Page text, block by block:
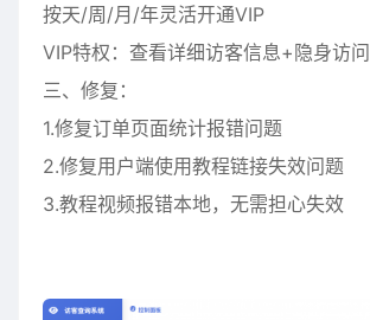
按天/周/月/年灵活开通VIP
VIP特权：查看详细访客信息+隐身访问
三、修复：
1.修复订单页面统计报错问题
2.修复用户端使用教程链接失效问题
3.教程视频报错本地，无需担心失效